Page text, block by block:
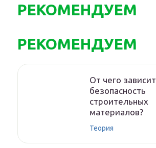
РЕКОМЕНДУЕМ
РЕКОМЕНДУЕМ
От чего зависит
безопасность
строительных
материалов?
Теория